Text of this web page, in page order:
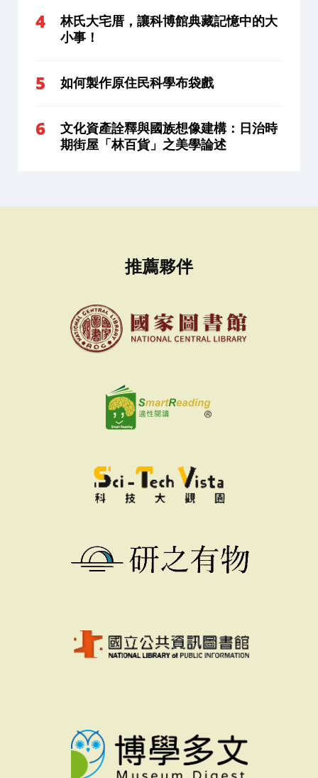
林氏大宅厝，讓科博館典藏記憶中的大
小事！
如何製作原住民科學布袋戲
文化資產詮釋與國族想像建構：日治時
期街屋「林百貨」之美學論述
推薦夥伴